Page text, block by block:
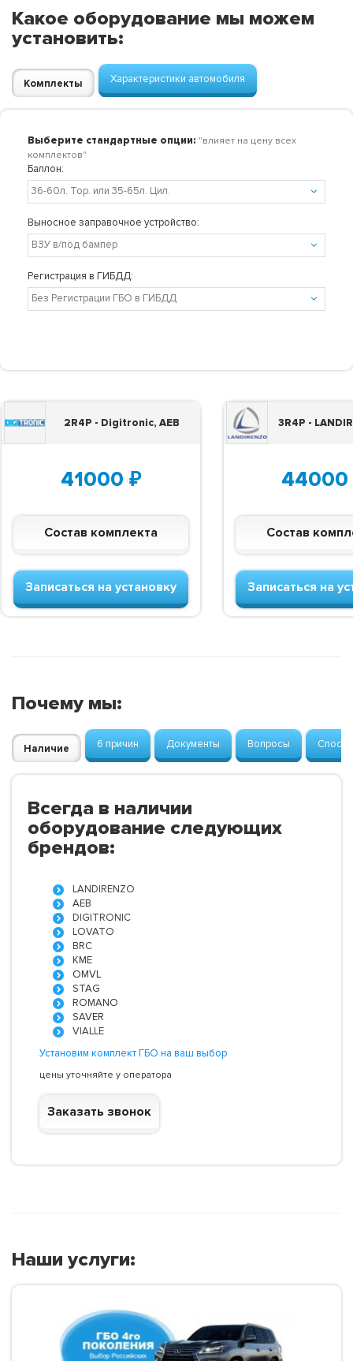
Какое оборудование мы можем
установить:
Комплекты Характеристики автомобиля
Выберите стандартные опции: "влияет на цену всех
комплектов"
Баллон:
Выносное заправочное устройство:
Регистрация в ГИБДД:
2R4P - Digitronic, AEB
41000 ₽
Состав комплекта
Записаться на установку
3R4P -
44000
Состав
Записаться на
Почему мы:
Наличие 6 причин Документы Вопросы
Всегда в наличии
оборудование следующих
брендов:
LANDIRENZO
AEB
DIGITRONIC
LOVATO
BRC
KME
OMVL
STAG
ROMANO
SAVER
VIALLE
Установим комплект ГБО на ваш выбор
цены уточняйте у оператора
Заказать звонок
Наши услуги: